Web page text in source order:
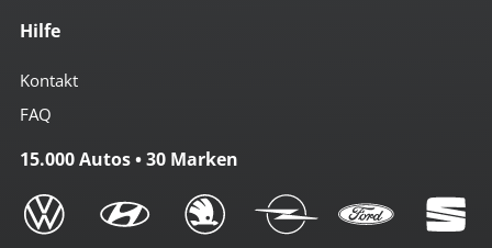
Hilfe
Kontakt
FAQ
15.000 Autos • 30 Marken